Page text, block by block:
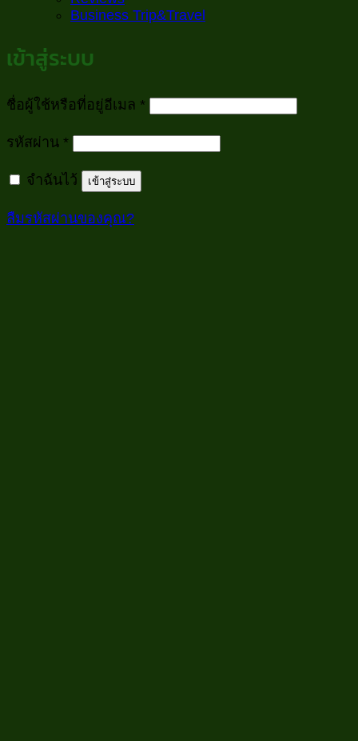
Business Trip&Travel
เข้าสู่ระบบ
ชื่อผู้ใช้หรือที่อยู่อีเมล *ต้องการ
รหัสผ่าน *ต้องการ
จำฉันไว้ เข้าสู่ระบบ
ลืมรหัสผ่านของคุณ?